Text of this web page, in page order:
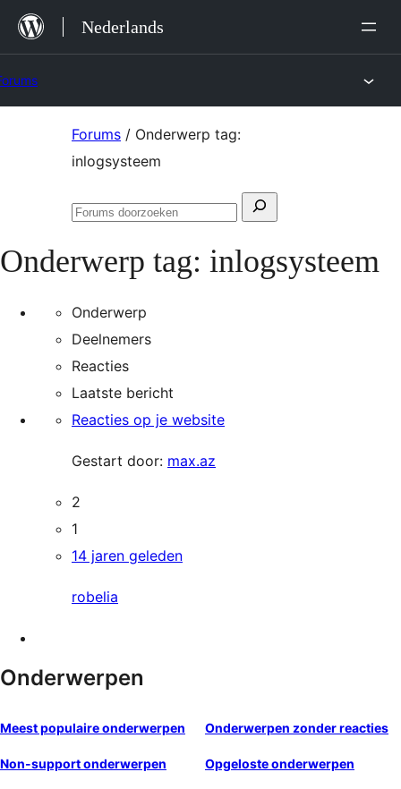
naar
Nederlands
Forums / Onderwerp tag:
inlogsysteem
Zoeken
Forums
Onderwerp tag: inlogsysteem
Onderwerp
Deelnemers
Reacties
Laatste bericht
Reacties op je website
Gestart door: max.az
2
1
14 jaren geleden
robelia
Onderwerpen
Meest populaire onderwerpen Onderwerpen zonder reacties
Non-support onderwerpen Opgeloste onderwerpen